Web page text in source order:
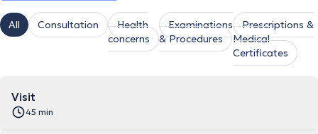
All Consultation
Health
concerns
Examinations
& Procedures
Prescriptions &
Medical
Certificates
Visit
45 min